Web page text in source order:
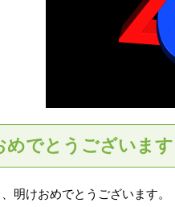
めでとうございま
明けおめでとうございます。